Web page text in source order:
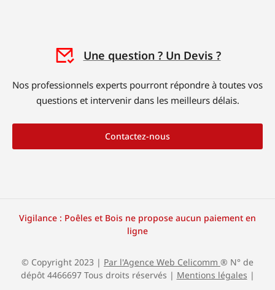
Une question ? Un Devis ?
Nos professionnels experts pourront répondre à toutes vos
questions et intervenir dans les meilleurs délais.
Contactez-nous
© Copyright 2023 | Par l'Agence Web Celicomm ® N° de
dépôt 4466697 Tous droits réservés | Mentions légales |
Vigilance : Poêles et Bois ne propose aucun paiement en
ligne